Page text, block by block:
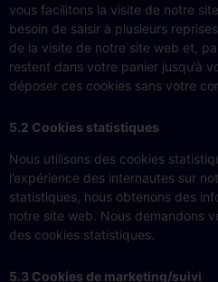
vous facilitons la visite de notre
besoin de saisir à plusieurs
de la visite de notre site web et,
restent dans votre panier jusqu’à
déposer ces cookies sans votre
5.2 Cookies statistiques
Nous utilisons des cookies
l’expérience des internautes sur
statistiques, nous obtenons des
notre site web. Nous demandons
des cookies statistiques.
5.3 Cookies de marketing/suivi